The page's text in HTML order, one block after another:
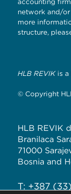
network and/
more
structure,
HLB REVIKis a
© Copyright
HLB REVIK
Branilaca
71000
Bosnia and
T: +387